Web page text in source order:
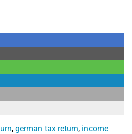
, german tax return, income